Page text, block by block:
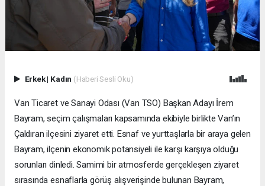
Erkek| Kadın (Haberi Sesli Oku)
Van Ticaret ve Sanayi Odası (Van TSO) Başkan Adayı İrem
Bayram, seçim çalışmaları kapsamında ekibiyle birlikte Van’ın
Çaldıran ilçesini ziyaret etti. Esnaf ve yurttaşlarla bir araya gelen
Bayram, ilçenin ekonomik potansiyeli ile karşı karşıya olduğu
sorunları dinledi. Samimi bir atmosferde gerçekleşen ziyaret
sırasında esnaflarla görüş alışverişinde bulunan Bayram,